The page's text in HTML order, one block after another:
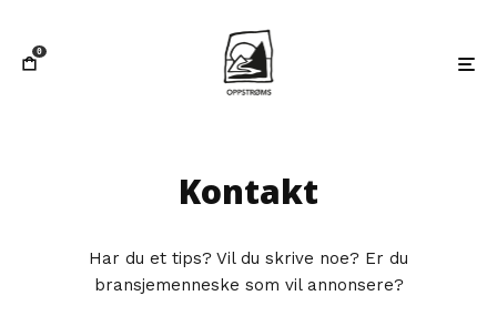
0
Kontakt
Har du et tips? Vil du skrive noe? Er du
bransjemenneske som vil annonsere?